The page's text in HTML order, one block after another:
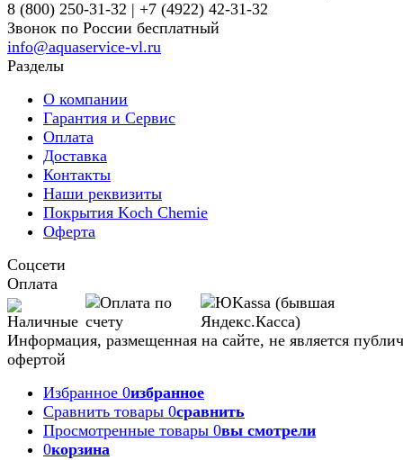
8 (800) 250-31-32 | +7 (4922) 42-31-32
Звонок по России бесплатный
info@aquaservice-vl.ru
Разделы
О компании
Гарантия и Сервис
Оплата
Доставка
Контакты
Наши реквизиты
Покрытия Koch Chemie
Оферта
Соцсети
Оплата
Информация, размещенная на сайте, не является
офертой
Избранное 0избранное
Сравнить товары 0сравнить
Просмотренные товары 0вы смотрели
0корзина